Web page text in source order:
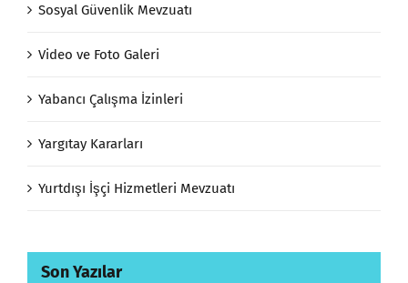
Sosyal Güvenlik Mevzuatı
Video ve Foto Galeri
Yabancı Çalışma İzinleri
Yargıtay Kararları
Yurtdışı İşçi Hizmetleri Mevzuatı
Son Yazılar